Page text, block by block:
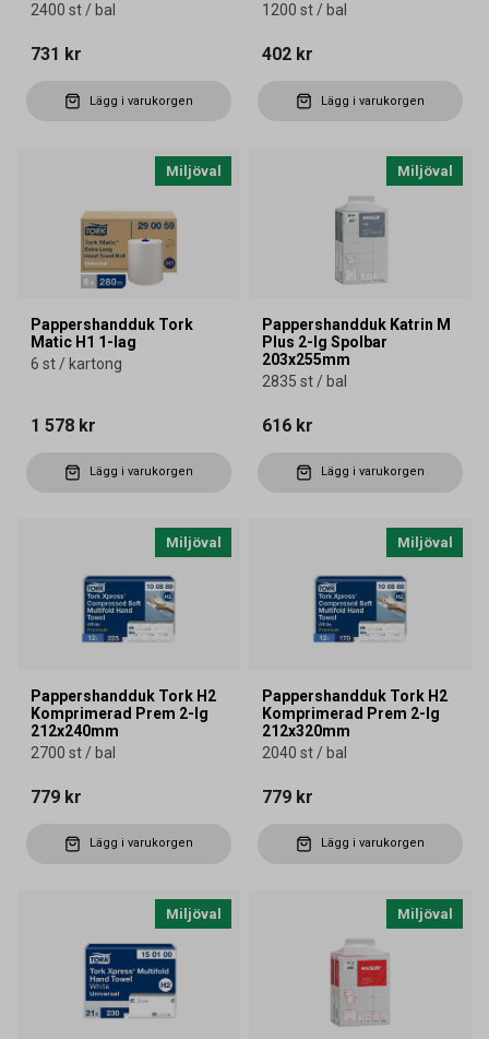
2400 st / bal
731 kr
Lägg i varukorgen
1200 st / bal
402 kr
Lägg i varukorgen
Miljöval
Pappershandduk Tork
Matic H1 1-lag
6 st / kartong
1 578 kr
Lägg i varukorgen
Miljöval
Pappershandduk Katrin M
Plus 2-lg Spolbar
203x255mm
2835 st / bal
616 kr
Lägg i varukorgen
Miljöval
Pappershandduk Tork H2
Komprimerad Prem 2-lg
212x240mm
2700 st / bal
779 kr
Lägg i varukorgen
Miljöval
Pappershandduk Tork H2
Komprimerad Prem 2-lg
212x320mm
2040 st / bal
779 kr
Lägg i varukorgen
Miljöval Miljöval